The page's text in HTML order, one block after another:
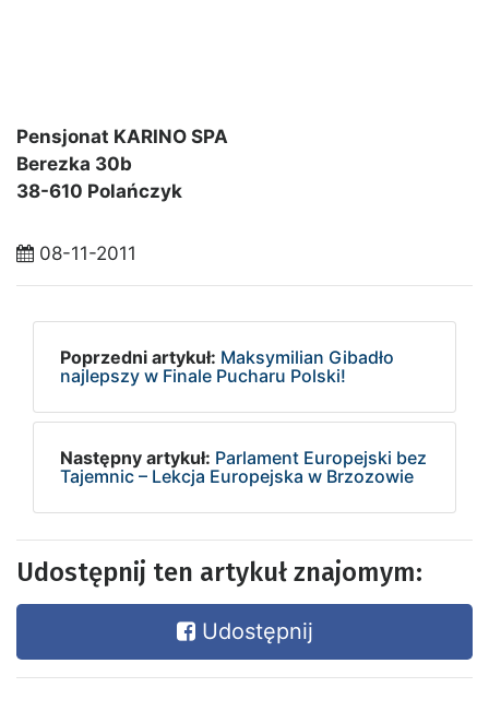
Pensjonat KARINO SPA
Berezka 30b
38-610 Polańczyk
08-11-2011
Poprzedni artykuł: Maksymilian Gibadło
najlepszy w Finale Pucharu Polski!
Następny artykuł: Parlament Europejski bez
Tajemnic – Lekcja Europejska w Brzozowie
Udostępnij ten artykuł znajomym:
Udostępnij